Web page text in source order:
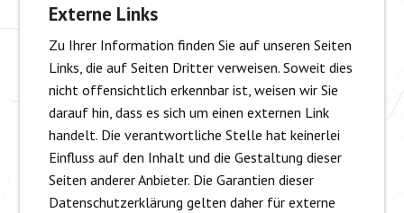
Externe Links
Zu Ihrer Information finden Sie auf unseren Seiten
Links, die auf Seiten Dritter verweisen. Soweit dies
nicht offensichtlich erkennbar ist, weisen wir Sie
darauf hin, dass es sich um einen externen Link
handelt. Die verantwortliche Stelle hat keinerlei
Einfluss auf den Inhalt und die Gestaltung dieser
Seiten anderer Anbieter. Die Garantien dieser
Datenschutzerklärung gelten daher für externe